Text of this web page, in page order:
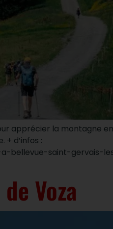
apprécier la montagne
d’infos :
bellevue-saint-gervais-
Voza